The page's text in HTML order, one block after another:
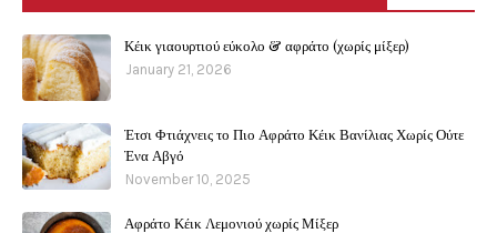
Κέικ γιαουρτιού εύκολο & αφράτο (χωρίς μίξερ)
January 21, 2026
Έτσι Φτιάχνεις το Πιο Αφράτο Κέικ Βανίλιας Χωρίς Ούτε
Ένα Αβγό
November 10, 2025
Αφράτο Κέικ Λεμονιού χωρίς Μίξερ